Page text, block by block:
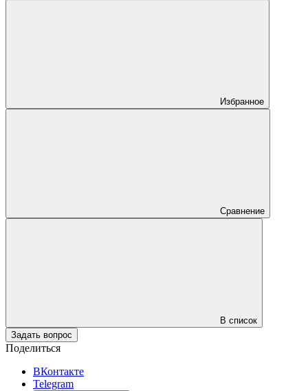
Избранное
Сравнение
В список
Задать вопрос
Поделиться
ВКонтакте
Telegram